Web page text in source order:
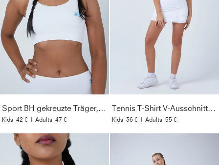
Sport BH gekreuzte Träger, weiß
Kids 42 € | Adults 47 €
Tennis T-Shirt V-Ausschnitt Damen & Mädchen, weiß
Kids 36 € | Adults 55 €